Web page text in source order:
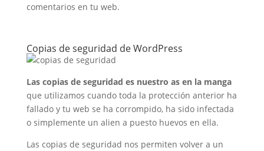
comentarios en tu web.
Copias de seguridad de WordPress
Las copias de seguridad es nuestro as en la manga
que utilizamos cuando toda la protección anterior ha
fallado y tu web se ha corrompido, ha sido infectada
o simplemente un alien a puesto huevos en ella.
Las copias de seguridad nos permiten volver a un